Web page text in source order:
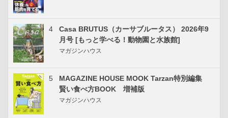
4
Casa BRUTUS（カーサブルータス） 2026年9
月号 [もっと学べる！動物園と水族館]
マガジンハウス
5
MAGAZINE HOUSE MOOK Tarzan特別編集
賢い食べ方BOOK 増補版
マガジンハウス